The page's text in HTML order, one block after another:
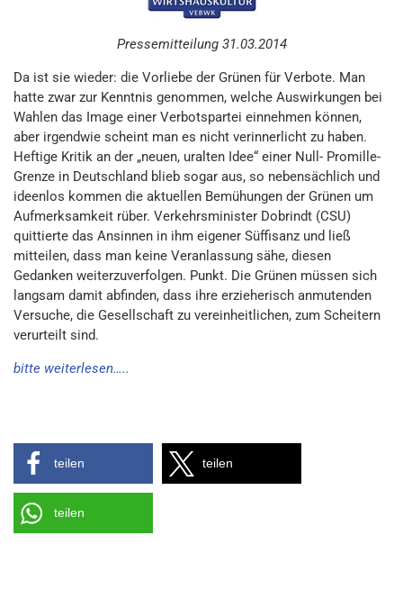
Pressemitteilung 31.03.2014
Da ist sie wieder: die Vorliebe der Grünen für Verbote. Man
hatte zwar zur Kenntnis genommen, welche Auswirkungen bei
Wahlen das Image einer Verbotspartei einnehmen können,
aber irgendwie scheint man es nicht verinnerlicht zu haben.
Heftige Kritik an der „neuen, uralten Idee“ einer Null- Promille-
Grenze in Deutschland blieb sogar aus, so nebensächlich und
ideenlos kommen die aktuellen Bemühungen der Grünen um
Aufmerksamkeit rüber. Verkehrsminister Dobrindt (CSU)
quittierte das Ansinnen in ihm eigener Süffisanz und ließ
mitteilen, dass man keine Veranlassung sähe, diesen
Gedanken weiterzuverfolgen. Punkt. Die Grünen müssen sich
langsam damit abfinden, dass ihre erzieherisch anmutenden
Versuche, die Gesellschaft zu vereinheitlichen, zum Scheitern
verurteilt sind.
bitte weiterlesen…..
teilen teilen
teilen